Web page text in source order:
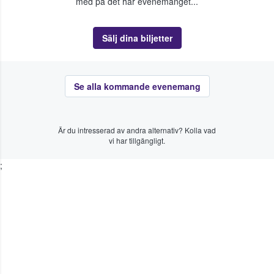
Sälj dina biljetter
Se alla kommande evenemang
Är du intresserad av andra alternativ? Kolla vad
vi har tillgängligt.
;